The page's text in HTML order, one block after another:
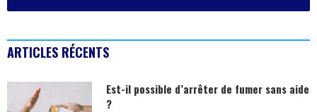
ARTICLES RÉCENTS
Est-il possible d’arrêter de fumer sans aide
?